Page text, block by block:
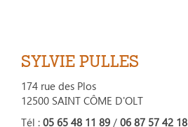
SYLVIE PULLES
174 rue des Plos
12500 SAINT CÔME D'OLT
Tél : 05 65 48 11 89 / 06 87 57 42 18